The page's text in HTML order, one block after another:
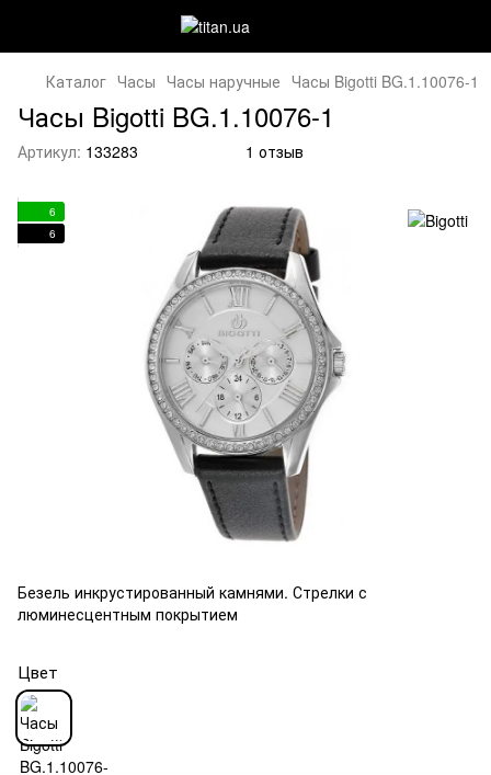
Каталог Часы Часы наручные Часы Bigotti BG.1.10076-1
Часы Bigotti BG.1.10076-1
Артикул: 133283 1 отзыв
6
6
Безель инкрустированный камнями. Стрелки с
люминесцентным покрытием
Цвет